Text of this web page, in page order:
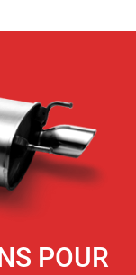
POUR